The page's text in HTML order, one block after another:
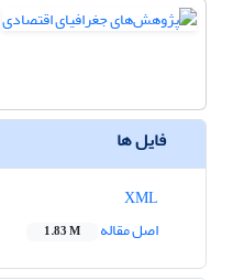
فایل ها
اصل مقاله
1.83 M